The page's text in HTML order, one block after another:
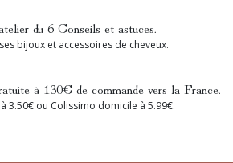
du 6-Conseils et astuces.
bijoux et accessoires de cheveux.
à 130€ de commande vers la France.
3.50€ ou Colissimo domicile à 5.99€.